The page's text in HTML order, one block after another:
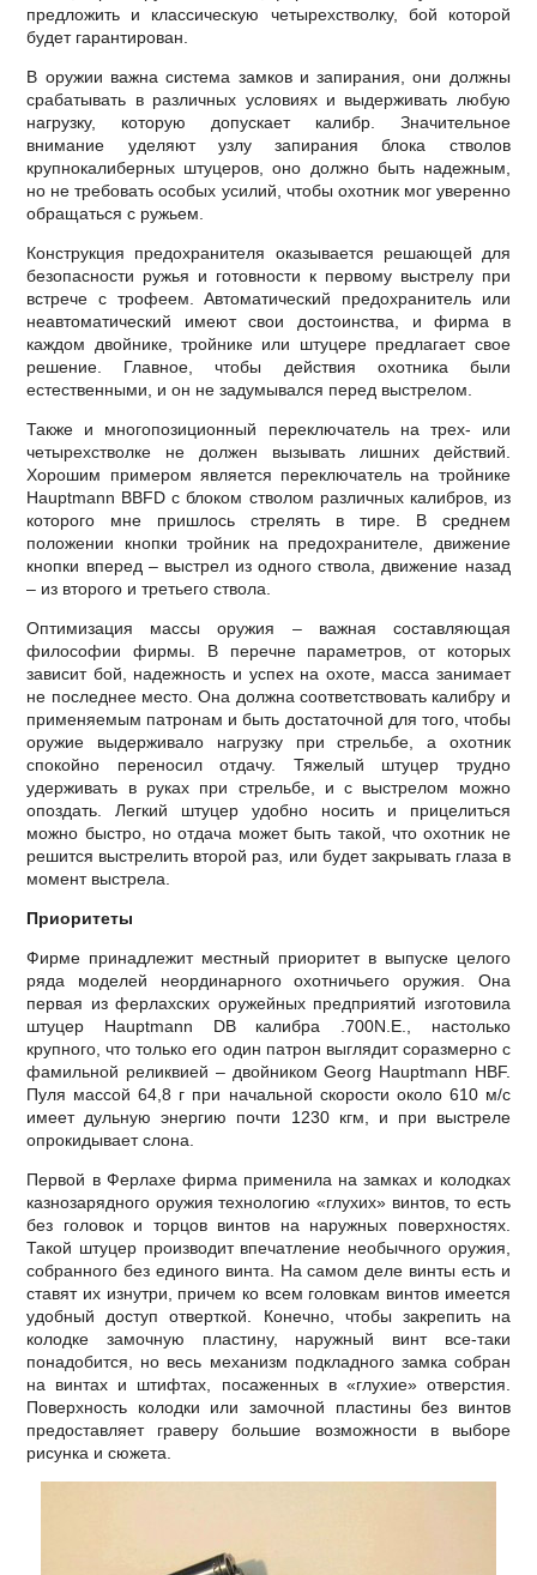
предложить и классическую четырехстволку, бой которой
будет гарантирован.
В оружии важна система замков и запирания, они должны
срабатывать в различных условиях и выдерживать любую
нагрузку, которую допускает калибр. Значительное
внимание уделяют узлу запирания блока стволов
крупнокалиберных штуцеров, оно должно быть надежным,
но не требовать особых усилий, чтобы охотник мог уверенно
обращаться с ружьем.
Конструкция предохранителя оказывается решающей для
безопасности ружья и готовности к первому выстрелу при
встрече с трофеем. Автоматический предохранитель или
неавтоматический имеют свои достоинства, и фирма в
каждом двойнике, тройнике или штуцере предлагает свое
решение. Главное, чтобы действия охотника были
естественными, и он не задумывался перед выстрелом.
Также и многопозиционный переключатель на трех- или
четырехстволке не должен вызывать лишних действий.
Хорошим примером является переключатель на тройнике
Hauptmann BBFD с блоком стволом различных калибров, из
которого мне пришлось стрелять в тире. В среднем
положении кнопки тройник на предохранителе, движение
кнопки вперед – выстрел из одного ствола, движение назад
– из второго и третьего ствола.
Оптимизация массы оружия – важная составляющая
философии фирмы. В перечне параметров, от которых
зависит бой, надежность и успех на охоте, масса занимает
не последнее место. Она должна соответствовать калибру и
применяемым патронам и быть достаточной для того, чтобы
оружие выдерживало нагрузку при стрельбе, а охотник
спокойно переносил отдачу. Тяжелый штуцер трудно
удерживать в руках при стрельбе, и с выстрелом можно
опоздать. Легкий штуцер удобно носить и прицелиться
можно быстро, но отдача может быть такой, что охотник не
решится выстрелить второй раз, или будет закрывать глаза в
момент выстрела.
Приоритеты
Фирме принадлежит местный приоритет в выпуске целого
ряда моделей неординарного охотничьего оружия. Она
первая из ферлахских оружейных предприятий изготовила
штуцер Hauptmann DB калибра .700N.E., настолько
крупного, что только его один патрон выглядит соразмерно с
фамильной реликвией – двойником Georg Hauptmann HBF.
Пуля массой 64,8 г при начальной скорости около 610 м/с
имеет дульную энергию почти 1230 кгм, и при выстреле
опрокидывает слона.
Первой в Ферлахе фирма применила на замках и колодках
казнозарядного оружия технологию «глухих» винтов, то есть
без головок и торцов винтов на наружных поверхностях.
Такой штуцер производит впечатление необычного оружия,
собранного без единого винта. На самом деле винты есть и
ставят их изнутри, причем ко всем головкам винтов имеется
удобный доступ отверткой. Конечно, чтобы закрепить на
колодке замочную пластину, наружный винт все-таки
понадобится, но весь механизм подкладного замка собран
на винтах и штифтах, посаженных в «глухие» отверстия.
Поверхность колодки или замочной пластины без винтов
предоставляет граверу большие возможности в выборе
рисунка и сюжета.